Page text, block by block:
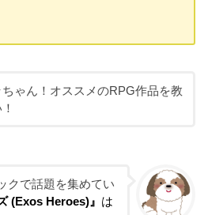
ゃん！オススメのRPG作品を教
クで話題を集めてい
(Exos Heroes)』 は